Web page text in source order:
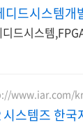
디드시스템개
디드시스템
www.iar.com/
시스템즈 한국